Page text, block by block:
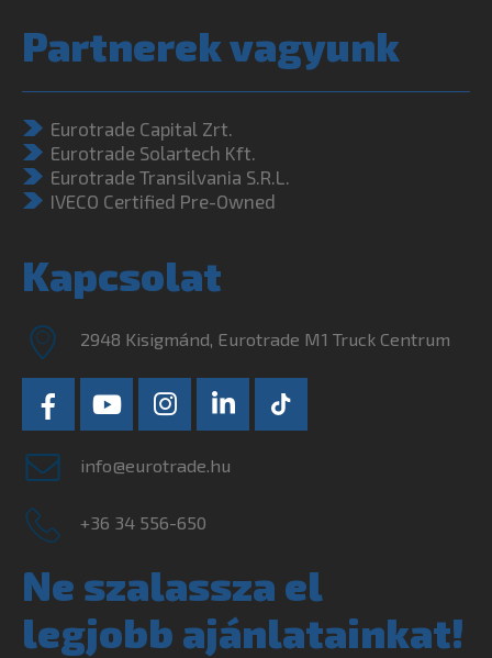
Partnerek vagyunk
Eurotrade Capital Zrt.
Eurotrade Solartech Kft.
Eurotrade Transilvania S.R.L.
IVECO Certified Pre-Owned
Kapcsolat
2948 Kisigmánd, Eurotrade M1 Truck Centrum
info@eurotrade.hu
+36 34 556-650
Ne szalassza el
legjobb ajánlatainkat!